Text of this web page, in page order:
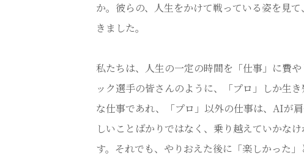
か。彼らの、人生をかけて戦っている姿を見
きました。
私たちは、人生の一定の時間を「仕事」に費
ック選手の皆さんのように、「プロ」しか生
な仕事であれ、「プロ」以外の仕事は、AIが
しいことばかりではなく、乗り越えていかな
す。それでも、やりおえた後に「楽しかった